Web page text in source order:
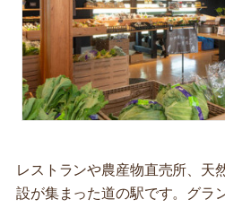
レストランや農産物直売所、天
設が集まった道の駅です。グラ